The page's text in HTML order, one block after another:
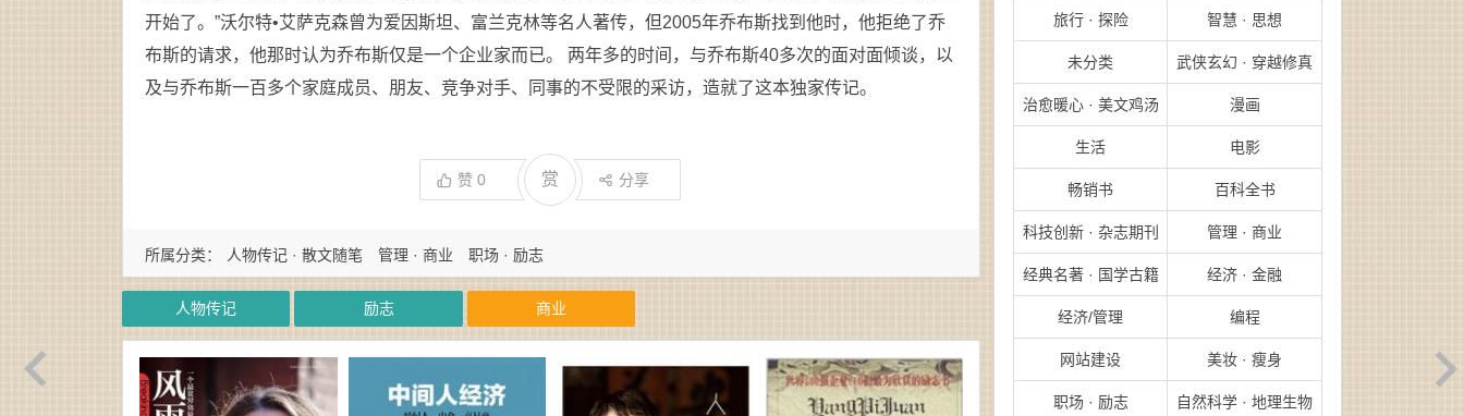
开始了。”沃尔特•艾萨克森曾为爱因斯坦、富兰克林等名人著传，但2005年乔布斯找到他时，他拒绝了乔
布斯的请求，他那时认为乔布斯仅是一个企业家而已。 两年多的时间，与乔布斯40多次的面对面倾谈，以
及与乔布斯一百多个家庭成员、朋友、竞争对手、同事的不受限的采访，造就了这本独家传记。
赞 0 赏 分享
所属分类： 人物传记 · 散文随笔 管理 · 商业 职场 · 励志
人物传记 励志 商业
旅行 · 探险 智慧 · 思想
未分类 武侠玄幻 · 穿越修真
治愈暖心 · 美文鸡汤 漫画
生活 电影
畅销书 百科全书
科技创新 · 杂志期刊 管理 · 商业
经典名著 · 国学古籍 经济 · 金融
经济/管理 编程
网站建设 美妆 · 瘦身
职场 · 励志 自然科学 · 地理生物